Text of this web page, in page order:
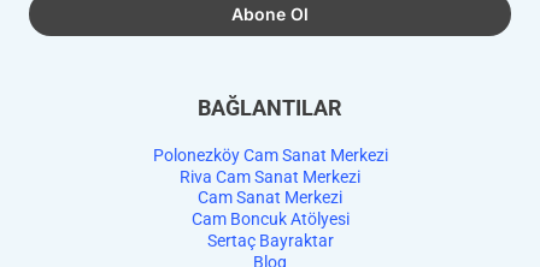
BAĞLANTILAR
Polonezköy Cam Sanat Merkezi
Riva Cam Sanat Merkezi
Cam Sanat Merkezi
Cam Boncuk Atölyesi
Sertaç Bayraktar
Blog